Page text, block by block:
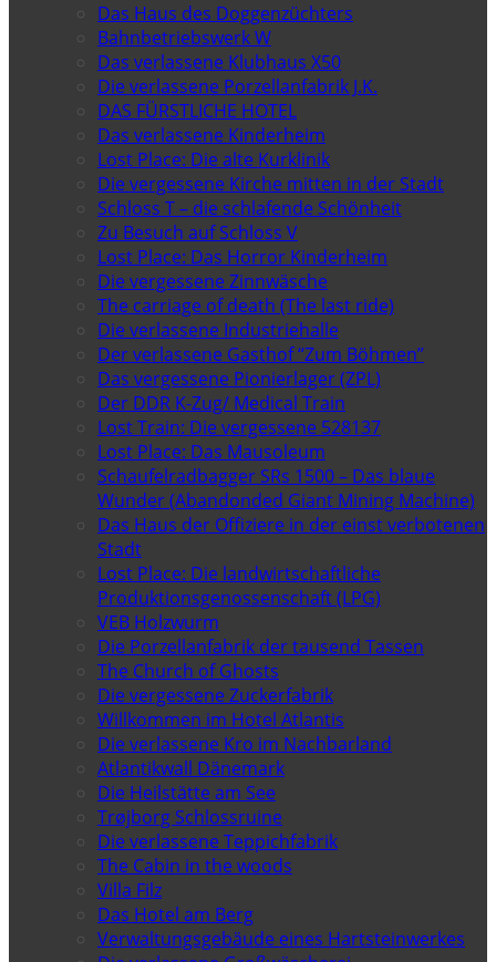
Das Haus des Doggenzüchters
Bahnbetriebswerk W
Das verlassene Klubhaus X50
Die verlassene Porzellanfabrik J.K.
DAS FÜRSTLICHE HOTEL
Das verlassene Kinderheim
Lost Place: Die alte Kurklinik
Die vergessene Kirche mitten in der Stadt
Schloss T – die schlafende Schönheit
Zu Besuch auf Schloss V
Lost Place: Das Horror Kinderheim
Die vergessene Zinnwäsche
The carriage of death (The last ride)
Die verlassene Industriehalle
Der verlassene Gasthof “Zum Böhmen”
Das vergessene Pionierlager (ZPL)
Der DDR K-Zug/ Medical Train
Lost Train: Die vergessene 528137
Lost Place: Das Mausoleum
Schaufelradbagger SRs 1500 – Das blaue
Wunder (Abandonded Giant Mining Machine)
Das Haus der Offiziere in der einst verbotenen
Stadt
Lost Place: Die landwirtschaftliche
Produktionsgenossenschaft (LPG)
VEB Holzwurm
Die Porzellanfabrik der tausend Tassen
The Church of Ghosts
Die vergessene Zuckerfabrik
Willkommen im Hotel Atlantis
Die verlassene Kro im Nachbarland
Atlantikwall Dänemark
Die Heilstätte am See
Trøjborg Schlossruine
Die verlassene Teppichfabrik
The Cabin in the woods
Villa Filz
Das Hotel am Berg
Verwaltungsgebäude eines Hartsteinwerkes